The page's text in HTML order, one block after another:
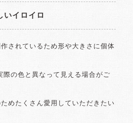
いイロイロ
されているため形や大きさに個体
の色と異なって見える場合がご
めたくさん愛用していただきたい